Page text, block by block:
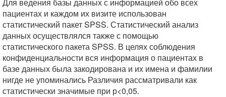
пациентах и каждом их визите использован
статистический пакет SPSS. Статистический анализ
данных осуществлялся также с помощью
статистического пакета SPSS. В целях соблюдения
конфиденциальности вся информация о пациентах в
базе данных была закодирована и их имена и фамилии
нигде не упоминались Различия рассматривали как
статистически значимые при р<0,05.